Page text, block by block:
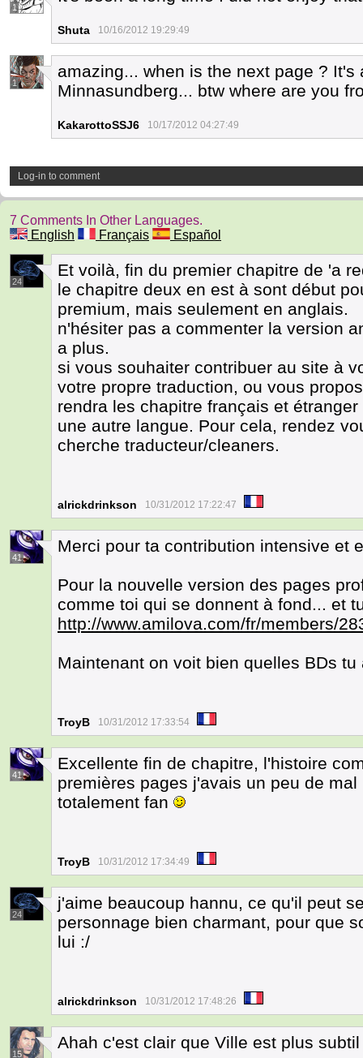
1
Shuta 10/16/2012 19:29:49
1
amazing... when is the next page ?
Minnasundberg... btw where are you
KakarottoSSJ6 10/17/2012 04:27:49
Log-in to comment
7 Comments In Other Languages.
English
Français Español
24
Et voilà, fin du premier chapitre de 'a
le chapitre deux en est à sont début
premium, mais seulement en anglais.
n'hésiter pas a commenter la version
a plus.
si vous souhaiter contribuer au site à
votre propre traduction, ou vous
rendra les chapitre français et
une autre langue. Pour cela, rendez
cherche traducteur/cleaners.
alrickdrinkson 10/31/2012 17:22:47
41
Merci pour ta contribution intensive et
Pour la nouvelle version des pages
comme toi qui se donnent à fond... et
http://www.amilova.com/fr/members/
Maintenant on voit bien quelles BDs
TroyB 10/31/2012 17:33:54
41
Excellente fin de chapitre, l'histoire
premières pages j'avais un peu de
totalement fan
TroyB 10/31/2012 17:34:49
24
j'aime beaucoup hannu, ce qu'il peut
personnage bien charmant, pour que
lui :/
alrickdrinkson 10/31/2012 17:48:26
15
Ahah c'est clair que Ville est plus